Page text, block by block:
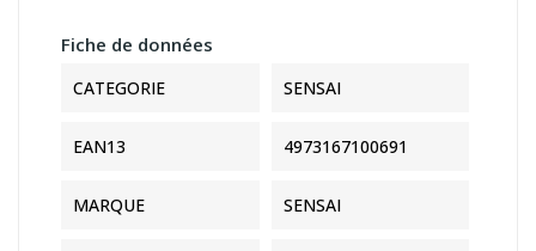
Fiche de données
CATEGORIE SENSAI
EAN13 4973167100691
MARQUE SENSAI